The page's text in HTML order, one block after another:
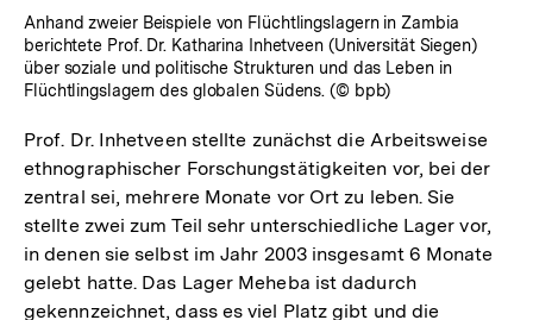
Anhand zweier Beispiele von Flüchtlingslagern in Zambia
berichtete Prof. Dr. Katharina Inhetveen (Universität Siegen)
über soziale und politische Strukturen und das Leben in
Flüchtlingslagern des globalen Südens. (© bpb)
Prof. Dr. Inhetveen stellte zunächst die Arbeitsweise
ethnographischer Forschungstätigkeiten vor, bei der
zentral sei, mehrere Monate vor Ort zu leben. Sie
stellte zwei zum Teil sehr unterschiedliche Lager vor,
in denen sie selbst im Jahr 2003 insgesamt 6 Monate
gelebt hatte. Das Lager Meheba ist dadurch
gekennzeichnet, dass es viel Platz gibt und die